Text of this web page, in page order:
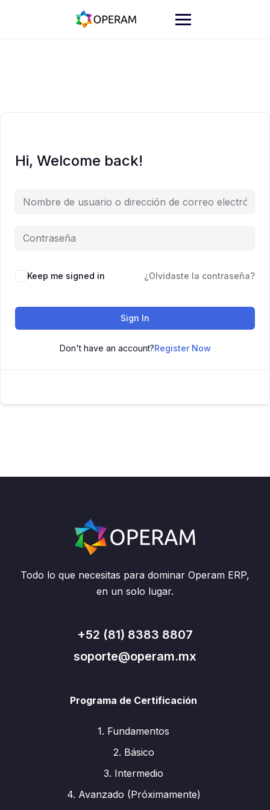
Hi, Welcome back!
Keep me signed in ¿Olvidaste la contraseña?
Sign In
Don't have an account?Register Now
Todo lo que necesitas para dominar Operam ERP,
en un solo lugar.
+52 (81) 8383 8807
soporte@operam.mx
Programa de Certificación
1. Fundamentos
2. Básico
3. Intermedio
4. Avanzado (Próximamente)